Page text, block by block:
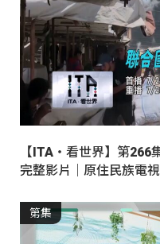
【ITA・看世界】第266
完整影片｜原住民族電
第集